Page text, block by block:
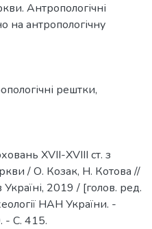
Антропологічні
на антропологічну
рештки,
XVII-XVIII ст. з
/ О. Козак, Н. Котова //
2019 / [голов. ред.
НАН України. -
- С. 415.